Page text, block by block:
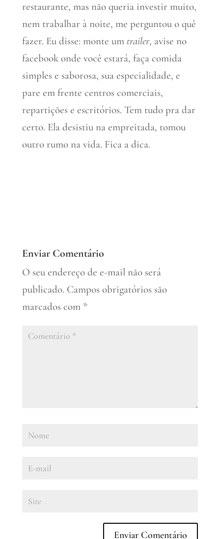
restaurante, mas não queria investir muito,
nem trabalhar à noite, me perguntou o quê
fazer. Eu disse: monte umtrailer, avise no
facebook onde você estará, faça comida
simples e saborosa, sua especialidade, e
pare em frente centros comerciais,
repartições e escritórios. Tem tudo pra dar
certo. Ela desistiu na empreitada, tomou
outro rumo na vida. Fica a dica.
Enviar Comentário
O seu endereço de e-mail não será
publicado. Campos obrigatórios são
marcados com *